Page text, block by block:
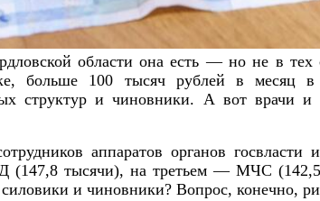
области она есть — но не в тех
больше 100 тысяч рублей в месяц в
структур и чиновники. А вот врачи и
аппаратов органов госвласти
(147,8 тысячи), на третьем — МЧС
и чиновники? Вопрос, конечно,